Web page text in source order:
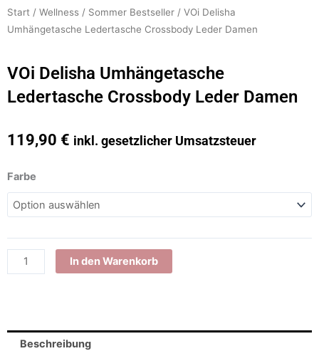
Start / Wellness / Sommer Bestseller / VOi Delisha
Umhängetasche Ledertasche Crossbody Leder Damen
VOi Delisha Umhängetasche
Ledertasche Crossbody Leder Damen
119,90 € inkl. gesetzlicher Umsatzsteuer
Farbe
VOi
Delisha
Umhängetasche
Crossbody
Leder
Damen
In den Warenkorb
Beschreibung